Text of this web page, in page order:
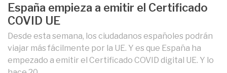
España empieza a emitir el Certificado
COVID UE
Desde esta semana, los ciudadanos españoles podrán
viajar más fácilmente por la UE. Y es que España ha
empezado a emitir el Certificado COVID digital UE. Y lo